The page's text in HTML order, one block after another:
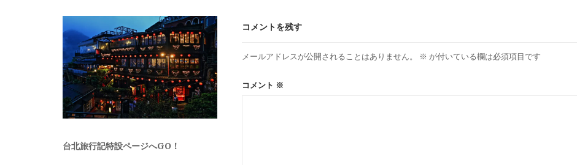
ン
コメントを残す
メールアドレスが公開されることはありません。 ※ が付いている欄は必須項目です
コメント ※
台北旅行記特設ページへGO！